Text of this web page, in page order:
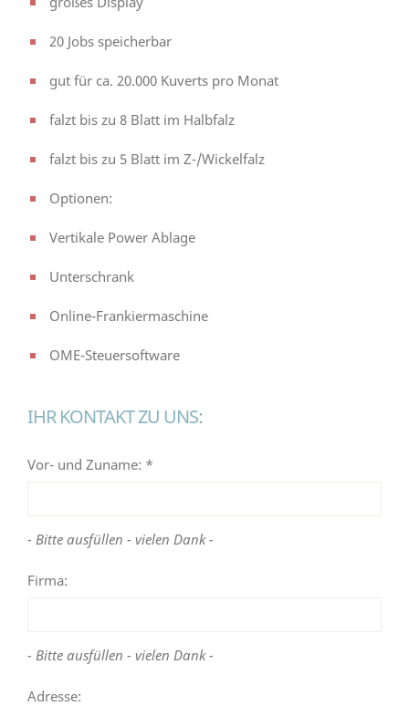
20 Jobs speicherbar
gut für ca. 20.000 Kuverts pro Monat
falzt bis zu 8 Blatt im Halbfalz
falzt bis zu 5 Blatt im Z-/Wickelfalz
Optionen:
Vertikale Power Ablage
Unterschrank
Online-Frankiermaschine
OME-Steuersoftware
IHR KONTAKT ZU UNS:
Vor- und Zuname: *
- Bitte ausfüllen - vielen Dank -
Firma:
- Bitte ausfüllen - vielen Dank -
Adresse: